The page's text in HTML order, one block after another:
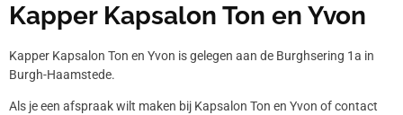
Kapper Kapsalon Ton en Yvon
Kapper Kapsalon Ton en Yvon is gelegen aan de Burghsering 1a in
Burgh-Haamstede.
Als je een afspraak wilt maken bij Kapsalon Ton en Yvon of contact